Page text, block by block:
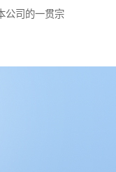
公司的一贯宗